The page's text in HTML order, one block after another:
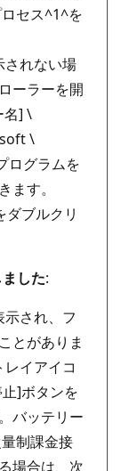
セス^1^を
れない場
ーラーを開
名] \
\
ログラムを
ます。
ブルクリ
した:
され、フ
とがありま
イアイコ
]ボタンを
バッテリー
制課金接
場合は、次